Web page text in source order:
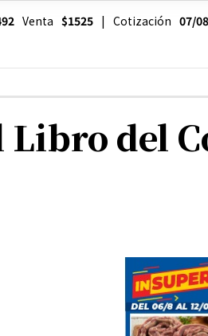
Venta $1525| Cotización 07/08
Libro del